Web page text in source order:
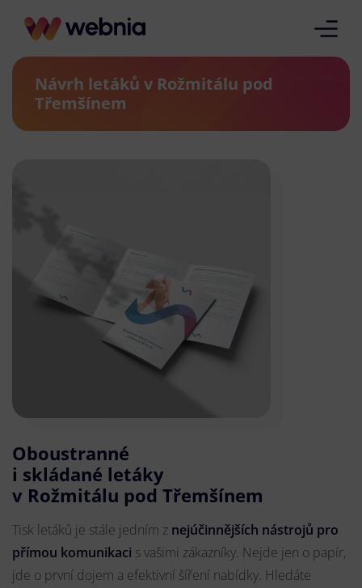
Návrh letáků v Rožmitálu pod
Třemšínem
Oboustranné
i skládané letáky
v Rožmitálu pod Třemšínem
Tisk letáků je stále jedním z nejúčinnějších nástrojů pro
přímou komunikaci s vašimi zákazníky. Nejde jen o papír,
jde o první dojem a efektivní šíření nabídky. Hledáte